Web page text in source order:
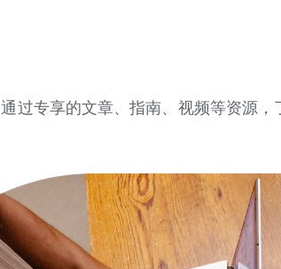
通过专享的文章、指南、视频等资源